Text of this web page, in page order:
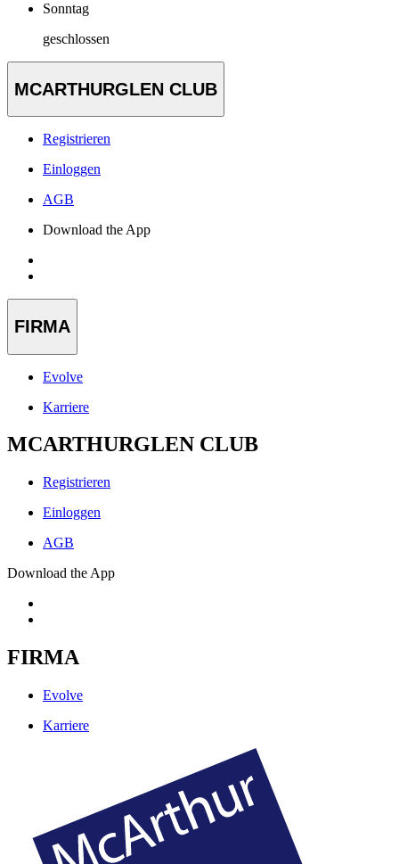
Sonntag
geschlossen
MCARTHURGLEN CLUB
Registrieren
Einloggen
AGB
Download the App
FIRMA
Evolve
Karriere
MCARTHURGLEN CLUB
Registrieren
Einloggen
AGB
Download the App
FIRMA
Evolve
Karriere